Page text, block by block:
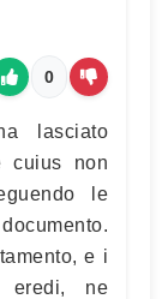
0
lasciato
cuius non
le
e i
eredi, ne